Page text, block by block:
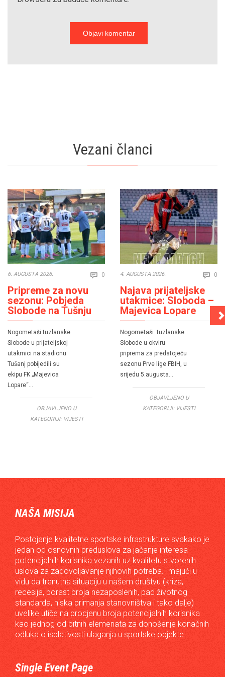
Vezani članci
6. AUGUSTA 2026.  0 Comments
Pripreme za novu
sezonu: Pobjeda
Slobode na Tušnju
Nogometaši tuzlanske
Slobode u prijateljskoj
utakmici na stadionu
Tušanj pobijedili su
ekipu FK „Majevica
Lopare“…
OBJAVLJENO U
KATEGORIJI: VIJESTI
4. AUGUSTA 2026.  0
Najava prijateljske
utakmice: Sloboda –
Majevica Lopare
Nogometaši tuzlanske
Slobode u okviru
priprema za predstojeću
sezonu Prve lige FBIH, u
srijedu 5.augusta…
OBJAVLJENO U
KATEGORIJI: VIJESTI
NAŠA MISIJA
Postojanje kvalitetne sportske infrastrukture svakako je
jedan od osnovnih preduslova za jačanje interesa
potencijalnih korisnika vezanih uz kvalitetu stvorenih
uslova za zadovoljavanje njihovih potreba. Imajući u
vidu da trenutna situaciju u našem društvu (kriza,
recesija, porast broja nezaposlenih, pad životnog
standarda, niska primanja stanovništva i tako dalje)
uvelike utiče na procjenu broja potencijalnih korisnika
kao jednog od bitnih elemenata za donošenje konačnih
odluka o isplativosti ulaganja u sportske objekte.
Single Event Page